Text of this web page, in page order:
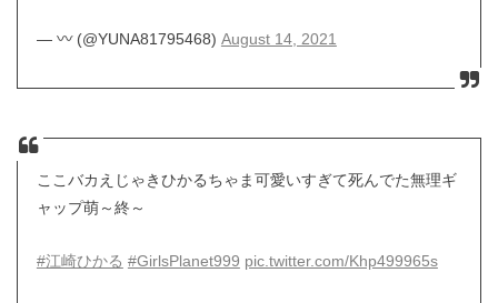
— 〰︎ (@YUNA81795468) August 14, 2021
ここバカえじゃきひかるちゃま可愛いすぎて死んでた無理ギ
ャップ萌～終～
#江崎ひかる #GirlsPlanet999 pic.twitter.com/Khp499965s